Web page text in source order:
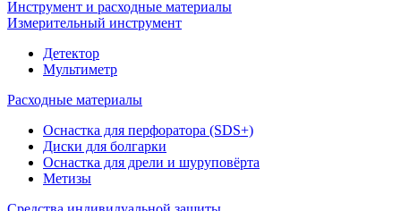
Инструмент и расходные материалы
Измерительный инструмент
Детектор
Мультиметр
Расходные материалы
Оснастка для перфоратора (SDS+)
Диски для болгарки
Оснастка для дрели и шуруповёрта
Метизы